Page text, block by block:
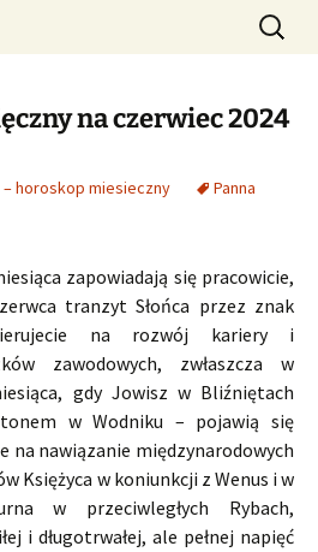
horoskop
i
astrologiczne
Szukaj:
na czerwiec 2024
– horoskop miesieczny
Panna
zapowiadają się pracowicie,
tranzyt Słońca przez znak
na rozwój kariery i
zawodowych, zwłaszcza w
gdy Jowisz w Bliźniętach
w Wodniku – pojawią się
na nawiązanie międzynarodowych
Księżyca w koniunkcji z Wenus i w
w przeciwległych Rybach,
i długotrwałej, ale pełnej napięć